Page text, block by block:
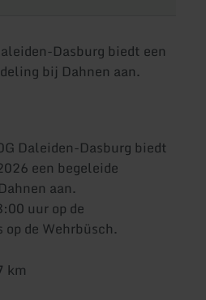
Dasburg biedt een
bij Dahnen aan.
Daleiden-Dasburg biedt
een begeleide
aan.
uur op de
de Wehrbüsch.
km